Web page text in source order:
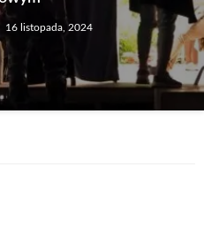
16 listopada, 2024